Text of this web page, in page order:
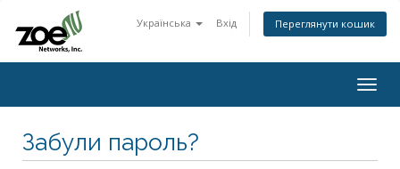
Українська Вхід Переглянути кошик
Забули пароль?